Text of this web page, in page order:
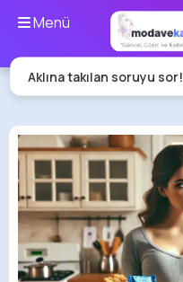
Menü
Aklına takılan soruyu sor!